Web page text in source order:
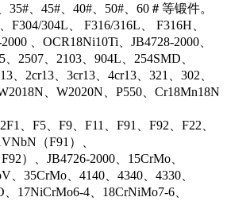
35#、45#、40#、50#、60＃等锻件。
F304/304L、 F316/316L、 F316H、
、OCR18Ni10Ti、JB4728-2000、
2507、2103、904L、254SMD、
、2cr13、3cr13、4cr13、321、302、
、W2020N、P550、Cr18Mn18N
、F5、F9、F11、F91、F92、F22、
（F91）、
）、JB4726-2000、15CrMo、
、35CrMo、4140、4340、4330、
17NiCrMo6-4、18CrNiMo7-6、